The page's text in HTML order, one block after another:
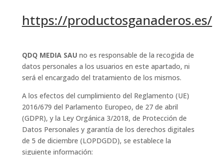
https://productosganaderos.es/
QDQ MEDIA SAU no es responsable de la recogida de
datos personales a los usuarios en este apartado, ni
será el encargado del tratamiento de los mismos.
A los efectos del cumplimiento del Reglamento (UE)
2016/679 del Parlamento Europeo, de 27 de abril
(GDPR), y la Ley Orgánica 3/2018, de Protección de
Datos Personales y garantía de los derechos digitales
de 5 de diciembre (LOPDGDD), se establece la
siguiente información: